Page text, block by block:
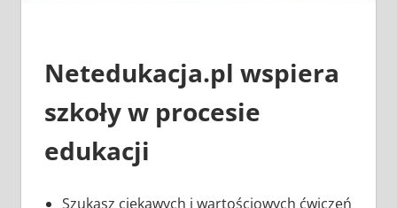
Netedukacja.pl wspiera
szkoły w procesie
edukacji
Szukasz ciekawych i wartościowych ćwiczeń